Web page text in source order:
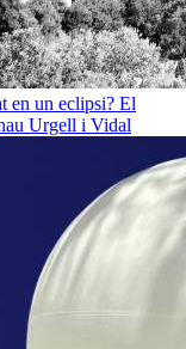
en un eclipsi? El
Urgell i Vidal